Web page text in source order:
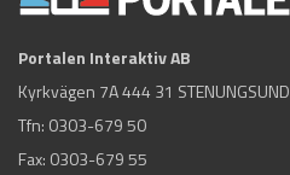
Portalen Interaktiv AB
Kyrkvägen 7A 444 31 STENUNGSUND
Tfn: 0303-679 50
Fax: 0303-679 55